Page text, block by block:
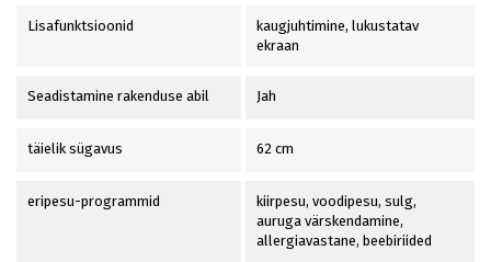
Lisafunktsioonid
kaugjuhtimine, lukustatav
ekraan
Seadistamine rakenduse abil Jah
täielik sügavus 62 cm
eripesu-programmid
kiirpesu, voodipesu, sulg,
auruga värskendamine,
allergiavastane, beebiriided